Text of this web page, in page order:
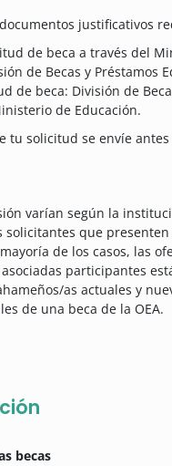
justificativos
de beca a través del
de Becas y Préstamos
de beca: División de
de Educación.
tu solicitud se envíe
varían según la
solicitantes que
de los casos, las
participantes
as actuales y
de una beca de la OEA.
becas